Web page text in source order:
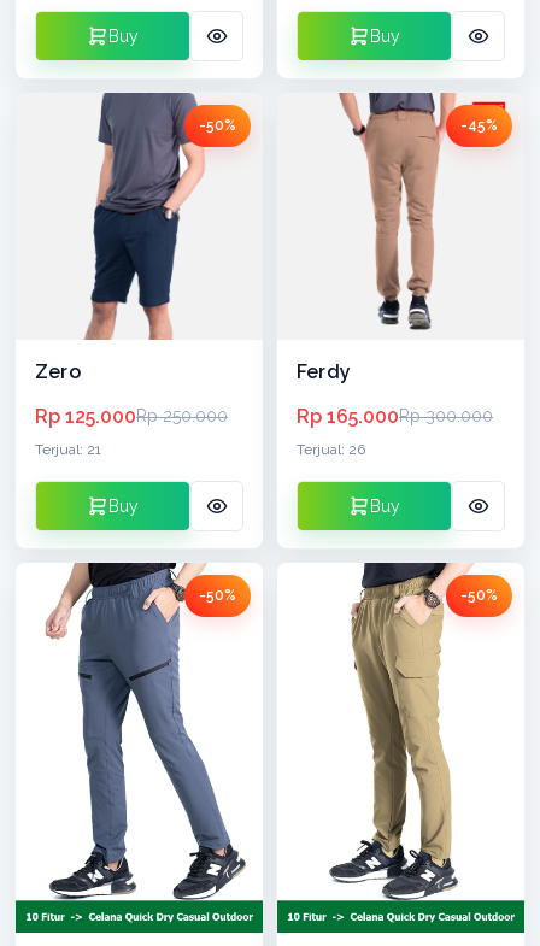
Buy Buy
-50%
Zero
Rp 125.000Rp 250.000
Terjual: 21
Buy
-45%
Ferdy
Rp 165.000Rp 300.000
Terjual: 26
Buy
-50% -50%